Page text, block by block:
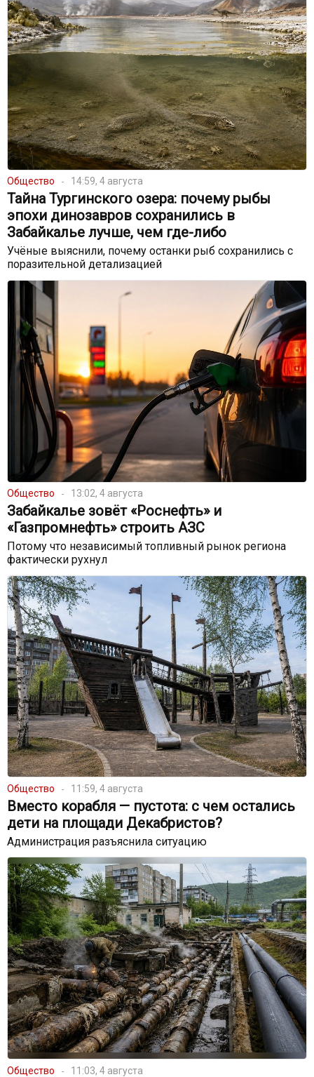
Общество 14:59, 4 августа
Тайна Тургинского озера: почему рыбы
эпохи динозавров сохранились в
Забайкалье лучше, чем где-либо
Учёные выяснили, почему останки рыб сохранились с
поразительной детализацией
Общество 13:02, 4 августа
Забайкалье зовёт «Роснефть» и
«Газпромнефть» строить АЗС
Потому что независимый топливный рынок региона
фактически рухнул
Общество 11:59, 4 августа
Вместо корабля — пустота: с чем остались
дети на площади Декабристов?
Администрация разъяснила ситуацию
Общество 11:03, 4 августа